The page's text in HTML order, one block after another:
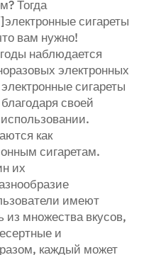
Тогда
сигареты
вам нужно!
наблюдается
электронных
сигареты
своей
как
сигаретам.
их
имеют
из множества вкусов,
и
каждый может